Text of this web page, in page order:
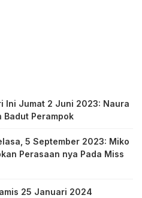
Ini Jumat 2 Juni 2023: Naura
Badut Perampok
5 September 2023: Miko
Perasaan nya Pada Miss
25 Januari 2024